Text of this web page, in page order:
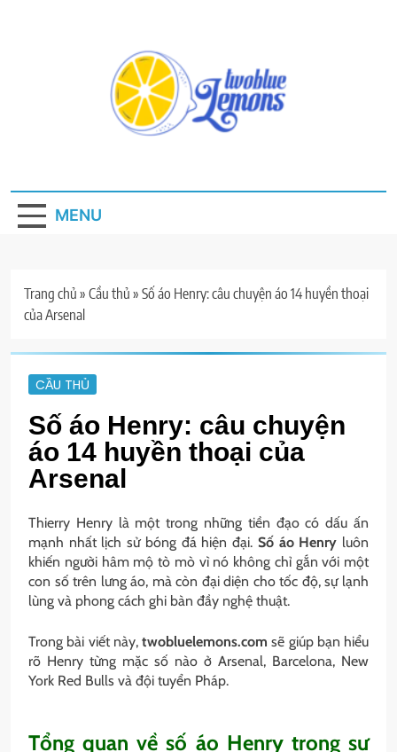
MENU
Trang chủ » Cầu thủ » Số áo Henry: câu chuyện áo 14 huyền thoại
của Arsenal
CẦU THỦ
Số áo Henry: câu chuyện
áo 14 huyền thoại của
Arsenal
Thierry Henry là một trong những tiền đạo có dấu ấn
mạnh nhất lịch sử bóng đá hiện đại. Số áo Henry luôn
khiến người hâm mộ tò mò vì nó không chỉ gắn với một
con số trên lưng áo, mà còn đại diện cho tốc độ, sự lạnh
lùng và phong cách ghi bàn đầy nghệ thuật.
Trong bài viết này, twobluelemons.com sẽ giúp bạn hiểu
rõ Henry từng mặc số nào ở Arsenal, Barcelona, New
York Red Bulls và đội tuyển Pháp.
Tổng quan về số áo Henry trong sự